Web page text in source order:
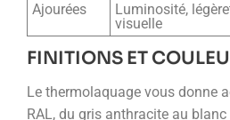
Ajourées
Luminosité,
visuelle
FINITIONS ET
Le thermolaquage vous donne
RAL, du gris anthracite au